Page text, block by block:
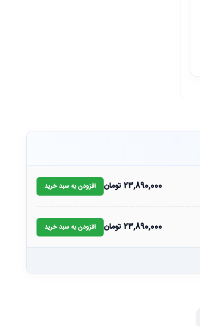
23,890,000تومان افزودن به سبد خرید
23,890,000تومان افزودن به سبد خرید